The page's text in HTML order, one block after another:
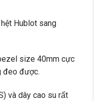
Hublot sang
size 40mm cực
đeo được.
và dây cao su rất